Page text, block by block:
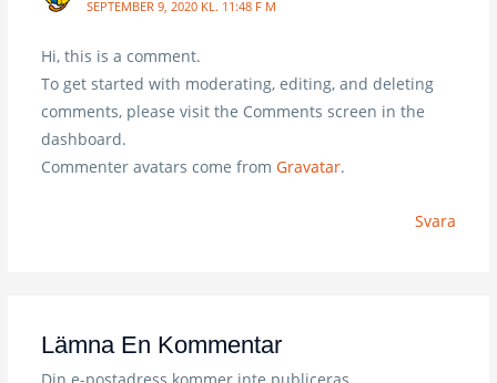
SEPTEMBER 9, 2020 KL. 11:48 F M
Hi, this is a comment.
To get started with moderating, editing, and deleting
comments, please visit the Comments screen in the
dashboard.
Commenter avatars come from Gravatar.
Svara
Lämna En Kommentar